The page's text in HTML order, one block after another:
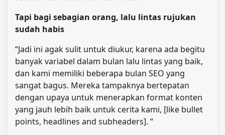
Tapi bagi sebagian orang, lalu lintas rujukan
sudah habis
“Jadi ini agak sulit untuk diukur, karena ada begitu
banyak variabel dalam bulan lalu lintas yang baik,
dan kami memiliki beberapa bulan SEO yang
sangat bagus. Mereka tampaknya bertepatan
dengan upaya untuk menerapkan format konten
yang jauh lebih baik untuk cerita kami, [like bullet
points, headlines and subheaders]. “